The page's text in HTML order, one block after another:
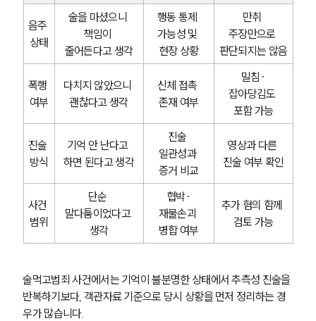
음주
상태
술을 마셨으니
책임이
줄어든다고 생각
행동 통제
가능성 및
현장 상황
만취
주장만으로
판단되지는 않음
폭행
여부
다치지 않았으니
괜찮다고 생각
신체 접촉
존재 여부
밀침·
잡아당김도
포함 가능
진술
방식
기억 안 난다고
하면 된다고 생각
진술
일관성과
증거 비교
영상과 다른
진술 여부 확인
사건
범위
단순
말다툼이었다고
생각
협박·
재물손괴
병합 여부
추가 혐의 함께
검토 가능
술먹고범죄 사건에서는 기억이 불분명한 상태에서 추측성 진술을
반복하기보다, 객관자료 기준으로 당시 상황을 먼저 정리하는 경
우가 많습니다.